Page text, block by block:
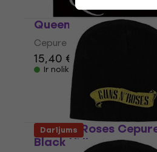
Queen Cepure Crest
Cepure
15,40 €
Ir noliktavā
Guns N' Roses
Black UNI
Darījums